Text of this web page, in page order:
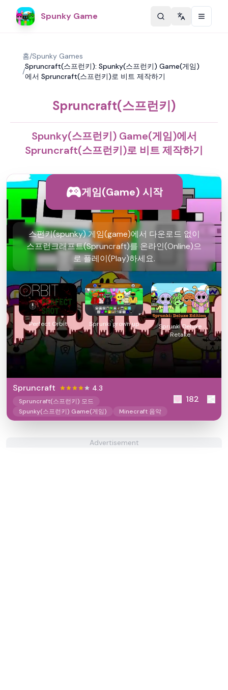
Spunky Game Change
홈/Spunky Games
/
Spruncraft(스프런키): Spunky(스프런키) Game(게임)
에서 Spruncraft(스프런키)로 비트 제작하기
Spruncraft(스프런키)
Spunky(스프런키) Game(게임)에서
Spruncraft(스프런키)로 비트 제작하기
게임(Game) 시작
스펀키(spunky) 게임(game)에서 다운로드 없이
스프런크래프트(Spruncraft)를 온라인(Online)으
로 플레이(Play)하세요.
Perfect Orbit Sprunki grown up
Sprunki Deluxe
Retake
Spruncraft 4.3
Spruncraft(스프런키) 모드
Spunky(스프런키) Game(게임)
Minecraft 음악
182
Advertisement